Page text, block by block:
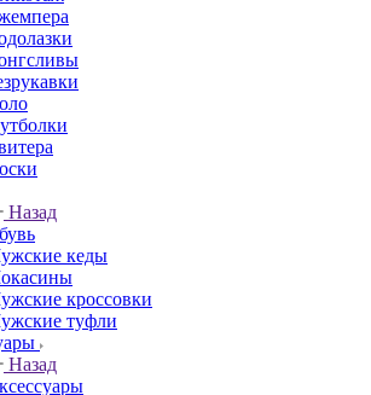
Назад
кеды
кроссовки
туфли
Назад